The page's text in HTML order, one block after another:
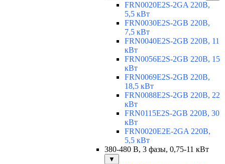
FRN0020E2S-2GA 220В,
5,5 кВт
FRN0030E2S-2GB 220В,
7,5 кВт
FRN0040E2S-2GB 220В, 11
кВт
FRN0056E2S-2GB 220В, 15
кВт
FRN0069E2S-2GB 220В,
18,5 кВт
FRN0088E2S-2GB 220В, 22
кВт
FRN0115E2S-2GB 220В, 30
кВт
FRN0020E2E-2GA 220В,
5,5 кВт
380-480 В, 3 фазы, 0,75-11 кВт
▼